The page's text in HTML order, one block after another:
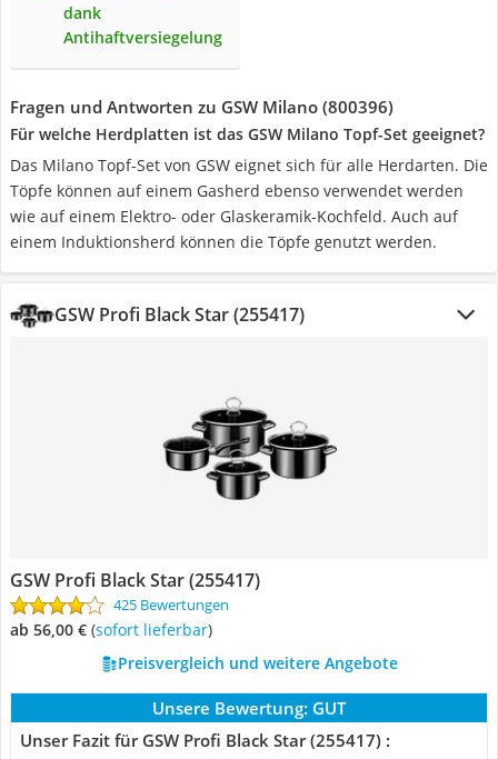
dank
Antihaftversiegelung
Fragen und Antworten zu GSW Milano (800396)
Für welche Herdplatten ist das GSW Milano Topf-Set geeignet?
Das Milano Topf-Set von GSW eignet sich für alle Herdarten. Die
Töpfe können auf einem Gasherd ebenso verwendet werden
wie auf einem Elektro- oder Glaskeramik-Kochfeld. Auch auf
einem Induktionsherd können die Töpfe genutzt werden.
GSW Profi Black Star (255417)
GSW Profi Black Star (255417)
425 Bewertungen
ab 56,00 € ( Sofort lieferbar)
Preisvergleich und weitere Angebote
Unsere Bewertung: GUT
Unser Fazit für GSW Profi Black Star (255417) :